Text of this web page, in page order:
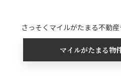
さっそくマイルがたまる不動
マイルがたまる物